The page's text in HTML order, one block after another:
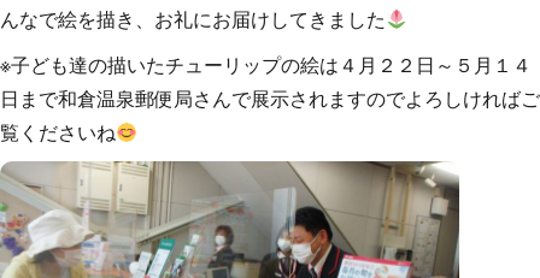
んなで絵を描き、お礼にお届けしてきました
※子ども達の描いたチューリップの絵は４月２２日～５月１４
日まで和倉温泉郵便局さんで展示されますのでよろしければご
覧くださいね